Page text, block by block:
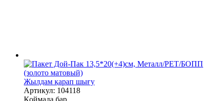
Жылдам қарап шығу
Артикул: 104118
Қоймада бар